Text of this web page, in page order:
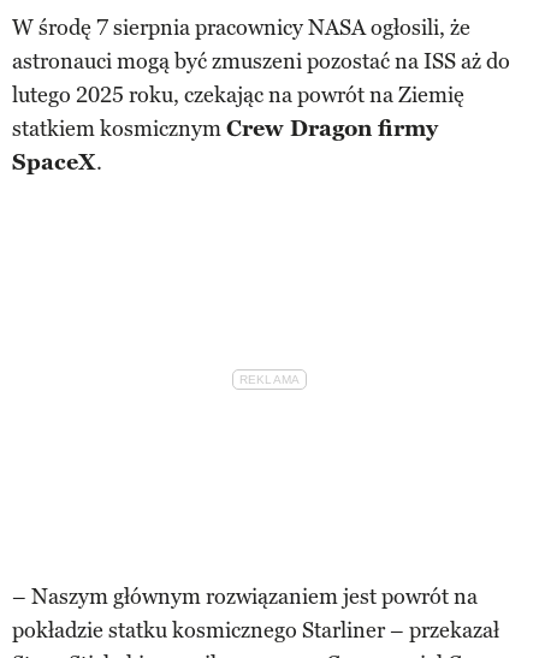
W środę 7 sierpnia pracownicy NASA ogłosili, że
astronauci mogą być zmuszeni pozostać na ISS aż do
lutego 2025 roku, czekając na powrót na Ziemię
statkiem kosmicznymCrew Dragon firmy
SpaceX.
– Naszym głównym rozwiązaniem jest powrót na
pokładzie statku kosmicznego Starliner – przekazał